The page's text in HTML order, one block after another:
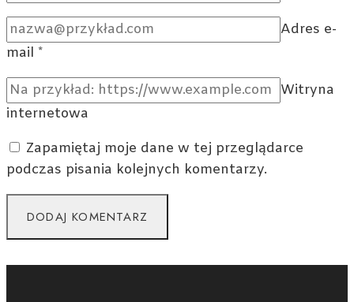
Adres e-
mail *
Witryna
internetowa
Zapamiętaj moje dane w tej przeglądarce
podczas pisania kolejnych komentarzy.